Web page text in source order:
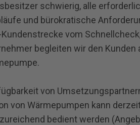
schwierig, alle
und bürokratische
vom
begleiten wir den Kunden
von
von Wärmepumpen kann
bedient werden